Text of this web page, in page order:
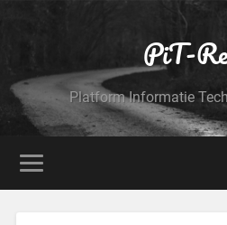
PiT-
Platform Informatie